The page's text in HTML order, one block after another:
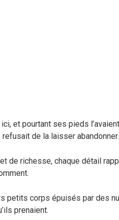
ici, et pourtant ses pieds
de la laisser abandonner.
de richesse, chaque détail
petits corps épuisés par des
prenaient.